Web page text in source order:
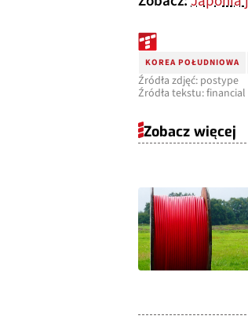
KOREA POŁUDNIOWA
Źródła zdjęć: postype
Źródła tekstu: financial
Zobacz więcej